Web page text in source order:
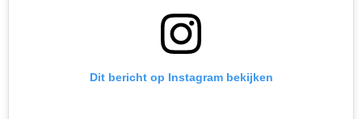
Dit bericht op Instagram bekijken